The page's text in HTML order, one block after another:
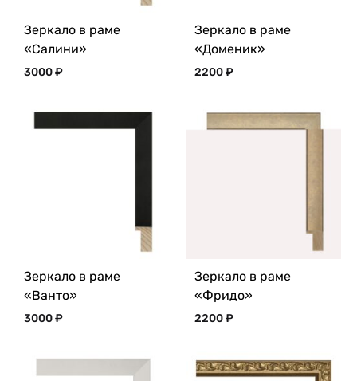
Зеркало в раме
«Салини»
3000₽
Зеркало в раме
«Доменик»
2200₽
Зеркало в раме
«Ванто»
3000₽
Зеркало в раме
«Фридо»
2200₽